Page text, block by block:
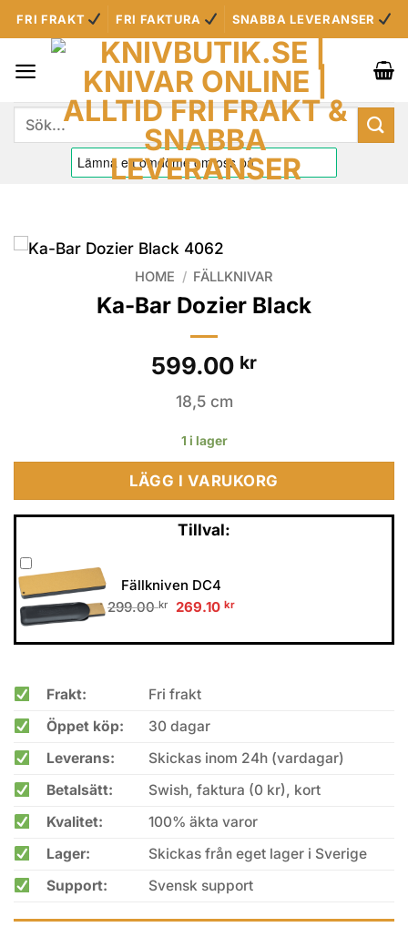
Skip
to
content
FRI FRAKT FRI FAKTURA SNABBA LEVERANSER
Sök
HOME / FÄLLKNIVAR
Ka-Bar Dozier Black
599.00 kr
18,5 cm
1 i lager
LÄGG I VARUKORG
Tillval:
Fällkniven DC4
299.00kr
Original
was:
269.10 krCurrent
is:
Frakt:
Fri frakt
Öppet köp:
30 dagar
Leverans:
Skickas inom 24h (vardagar)
Betalsätt:
Swish, faktura (0 kr), kort
Kvalitet:
100% äkta varor
Lager:
Skickas från eget lager i Sverige
Support:
Svensk support